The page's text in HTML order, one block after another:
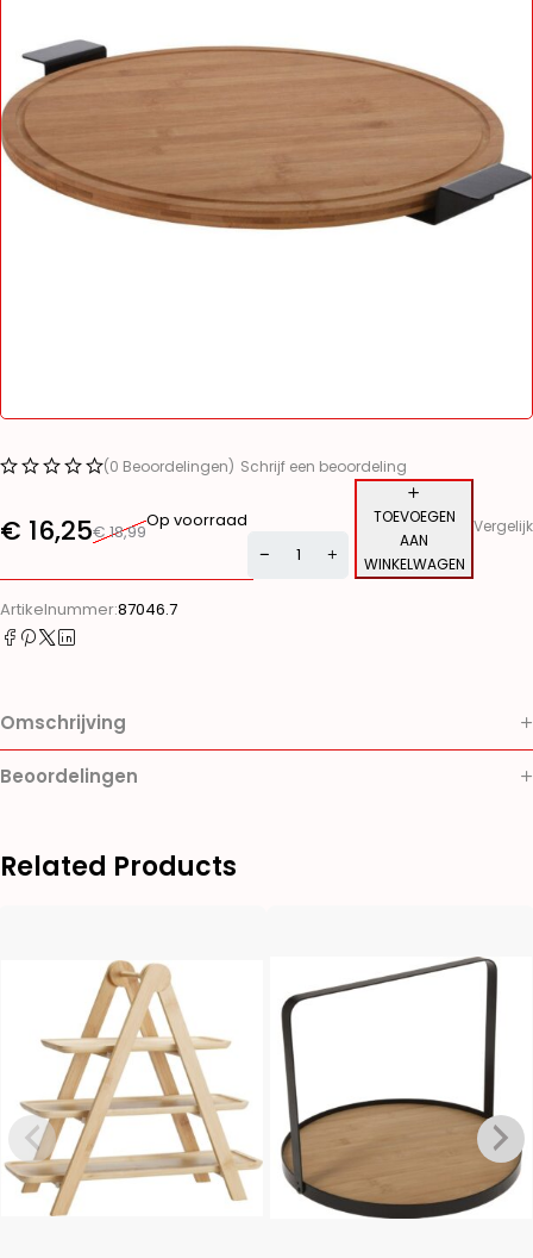
(0 Beoordelingen) Schrijf een beoordeling
€18,99
€ 16,25 Op voorraad
TOEVOEGEN
AAN
WINKELWAGEN
Vergelijk
Artikelnummer:87046.7
Omschrijving
Beoordelingen
Related Products